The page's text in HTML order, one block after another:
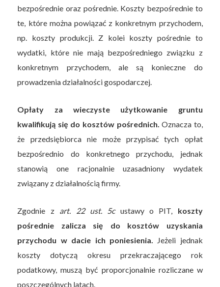
bezpośrednie oraz pośrednie. Koszty bezpośrednie to
te, które można powiązać z konkretnym przychodem,
np. koszty produkcji. Z kolei koszty pośrednie to
wydatki, które nie mają bezpośredniego związku z
konkretnym przychodem, ale są konieczne do
prowadzenia działalności gospodarczej.
Opłaty za wieczyste użytkowanie gruntu
kwalifikują się do kosztów pośrednich. Oznacza to,
że przedsiębiorca nie może przypisać tych opłat
bezpośrednio do konkretnego przychodu, jednak
stanowią one racjonalnie uzasadniony wydatek
związany z działalnością firmy.
Zgodnie z art. 22 ust. 5custawy o PIT, koszty
pośrednie zalicza się do kosztów uzyskania
przychodu w dacie ich poniesienia.
Jeżeli jednak
koszty dotyczą okresu przekraczającego rok
podatkowy, muszą być proporcjonalnie rozliczane w
poszczególnych latach.